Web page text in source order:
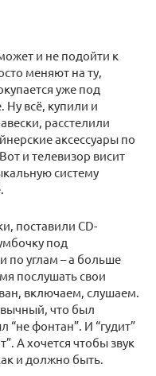
и не подойти к
меняют на ту,
уже под
всё, купили и
расстелили
аксессуары по
и телевизор висит
систему
поставили CD-
под
по углам – а больше
послушать свои
включаем, слушаем.
что был
фонтан”. И “гудит”
А хочется чтобы звук
и должно быть.